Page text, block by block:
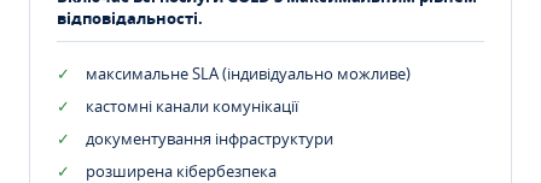
відповідальності.
максимальне SLA (індивідуально можливе)
кастомні канали комунікації
документування інфраструктури
розширена кібербезпека